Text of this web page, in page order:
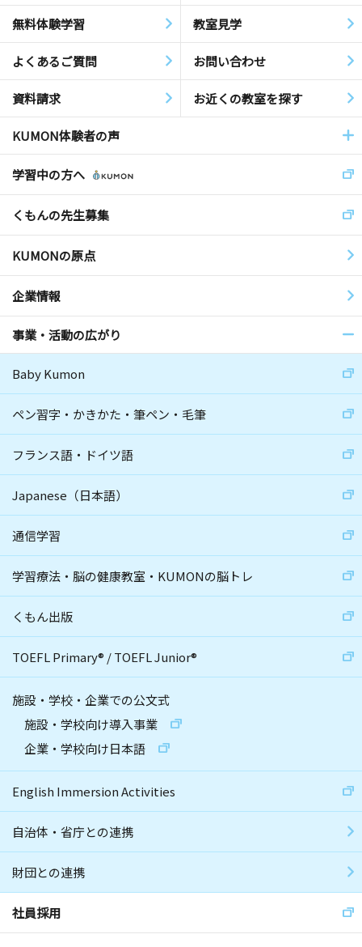
無料体験学習 教室見学
よくあるご質問 お問い合わせ
資料請求 お近くの教室を探す
KUMON体験者の声
学習中の方へ
くもんの先生募集
KUMONの原点
企業情報
事業・活動の広がり
Baby Kumon
ペン習字・かきかた・筆ペン・毛筆
フランス語・ドイツ語
Japanese（日本語）
通信学習
学習療法・脳の健康教室・KUMONの脳トレ
くもん出版
TOEFL Primary® /TOEFL Junior®
施設・学校・企業での公文式
施設・学校向け導入事業
企業・学校向け日本語
English Immersion Activities
自治体・省庁との連携
財団との連携
社員採用